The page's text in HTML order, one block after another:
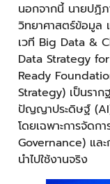
นอกจากนี้ นายปฏิ
วิทยาศาสตร์ข้อมูล
เวที Big Data &
Data Strategy
Ready
Strategy) เป็นรา
ปัญญาประดิษฐ์
โดยเฉพาะการจัด
Governance) และ
นำไปใช้งานจริง